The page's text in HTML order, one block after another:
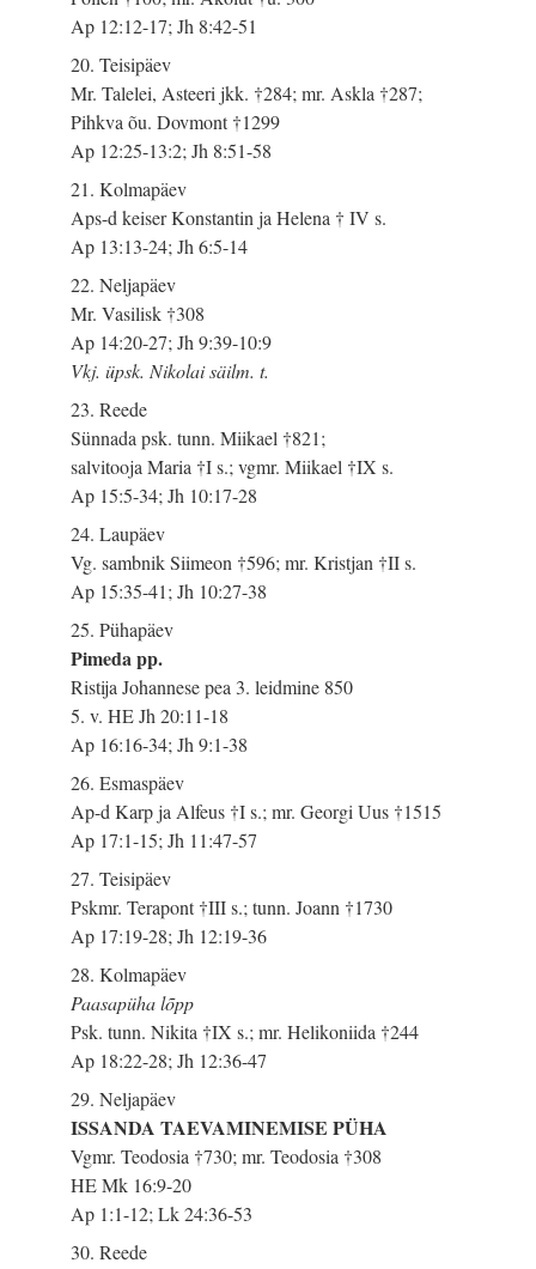
Ap 12:12-17; Jh 8:42-51
20. Teisipäev
Mr. Talelei, Asteeri jkk. †284; mr. Askla †287;
Pihkva õu. Dovmont †1299
Ap 12:25-13:2; Jh 8:51-58
21. Kolmapäev
Aps-d keiser Konstantin ja Helena † IV s.
Ap 13:13-24; Jh 6:5-14
22. Neljapäev
Mr. Vasilisk †308
Ap 14:20-27; Jh 9:39-10:9
Vkj. üpsk. Nikolai säilm. t.
23. Reede
Sünnada psk. tunn. Miikael †821;
salvitooja Maria †I s.; vgmr. Miikael †IX s.
Ap 15:5-34; Jh 10:17-28
24. Laupäev
Vg. sambnik Siimeon †596; mr. Kristjan †II s.
Ap 15:35-41; Jh 10:27-38
25. Pühapäev
Pimeda pp.
Ristija Johannese pea 3. leidmine 850
5. v. HE Jh 20:11-18
Ap 16:16-34; Jh 9:1-38
26. Esmaspäev
Ap-d Karp ja Alfeus †I s.; mr. Georgi Uus †1515
Ap 17:1-15; Jh 11:47-57
27. Teisipäev
Pskmr. Terapont †III s.; tunn. Joann †1730
Ap 17:19-28; Jh 12:19-36
28. Kolmapäev
Paasapüha lõpp
Psk. tunn. Nikita †IX s.; mr. Helikoniida †244
Ap 18:22-28; Jh 12:36-47
29. Neljapäev
ISSANDA TAEVAMINEMISE PÜHA
Vgmr. Teodosia †730; mr. Teodosia †308
HE Mk 16:9-20
Ap 1:1-12; Lk 24:36-53
30. Reede